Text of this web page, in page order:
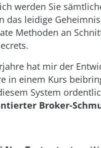
werden Sie
das leidige
Methoden an
hat mir der
in einem Kurs
System
Broker-